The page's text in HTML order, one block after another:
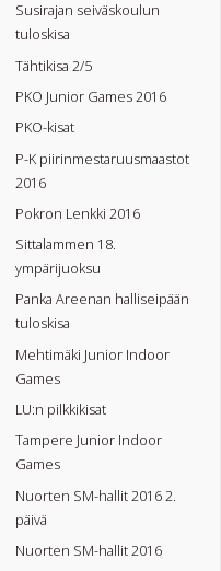
Susirajan seiväskoulun
tuloskisa
Tähtikisa 2/5
PKO Junior Games 2016
PKO-kisat
P-K piirinmestaruusmaastot
2016
Pokron Lenkki 2016
Sittalammen 18.
ympärijuoksu
Panka Areenan halliseipään
tuloskisa
Mehtimäki Junior Indoor
Games
LU:n pilkkikisat
Tampere Junior Indoor
Games
Nuorten SM-hallit 2016 2.
päivä
Nuorten SM-hallit 2016